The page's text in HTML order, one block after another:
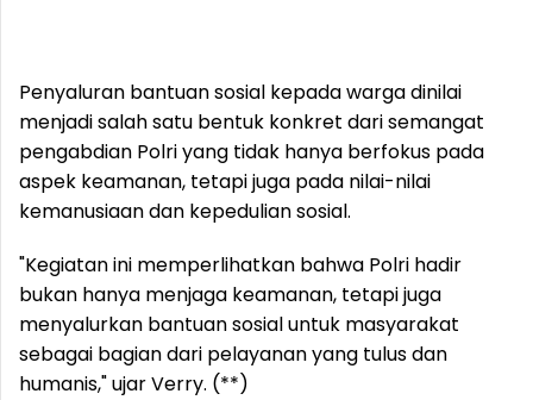
Penyaluran bantuan sosial kepada warga dinilai
menjadi salah satu bentuk konkret dari semangat
pengabdian Polri yang tidak hanya berfokus pada
aspek keamanan, tetapi juga pada nilai-nilai
kemanusiaan dan kepedulian sosial.
"Kegiatan ini memperlihatkan bahwa Polri hadir
bukan hanya menjaga keamanan, tetapi juga
menyalurkan bantuan sosial untuk masyarakat
sebagai bagian dari pelayanan yang tulus dan
humanis," ujar Verry. (**)